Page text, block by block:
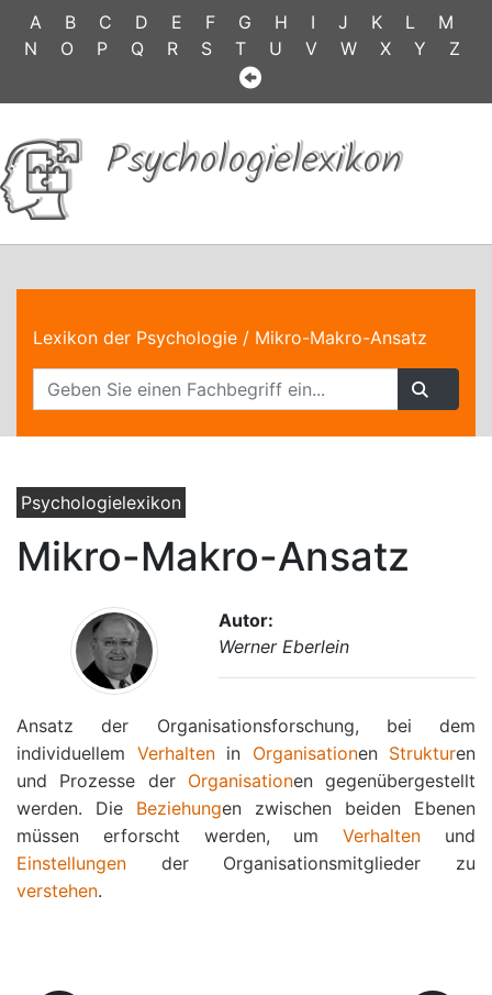
A B C D E F G H I J K L
M
N
O P Q R S T U V W X Y Z
Psychologielexikon
Lexikon der Psychologie / Mikro-Makro-Ansatz
Psychologielexikon
Mikro-Makro-Ansatz
Autor:
Werner Eberlein
Ansatz der Organisationsforschung, bei dem
individuellem Verhaltenin Organisationen Strukturen
und Prozesse der Organisationen gegenübergestellt
werden. Die Beziehungen zwischen beiden Ebenen
müssen erforscht werden, umVerhalten und
Einstellungen der Organisationsmitglieder zu
verstehen.